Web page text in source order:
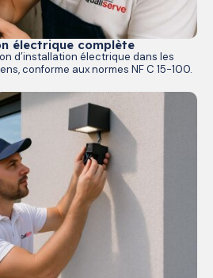
électrique complète
d’installation électrique dans les
conforme aux normes NF C 15-100.